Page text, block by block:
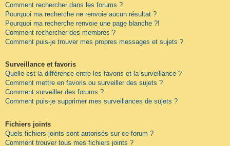
Comment rechercher dans les forums ?
Pourquoi ma recherche ne renvoie aucun résultat ?
Pourquoi ma recherche renvoie une page blanche ?!
Comment rechercher des membres ?
Comment puis-je trouver mes propres messages et sujets ?
Surveillance et favoris
Quelle est la différence entre les favoris et la surveillance ?
Comment mettre en favoris ou surveiller des sujets ?
Comment surveiller des forums ?
Comment puis-je supprimer mes surveillances de sujets ?
Fichiers joints
Quels fichiers joints sont autorisés sur ce forum ?
Comment trouver tous mes fichiers joints ?